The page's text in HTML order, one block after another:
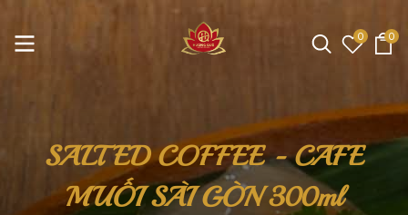
0 0
SALTED COFFEE - CAFE
MUỐI SÀI GÒN 300ml